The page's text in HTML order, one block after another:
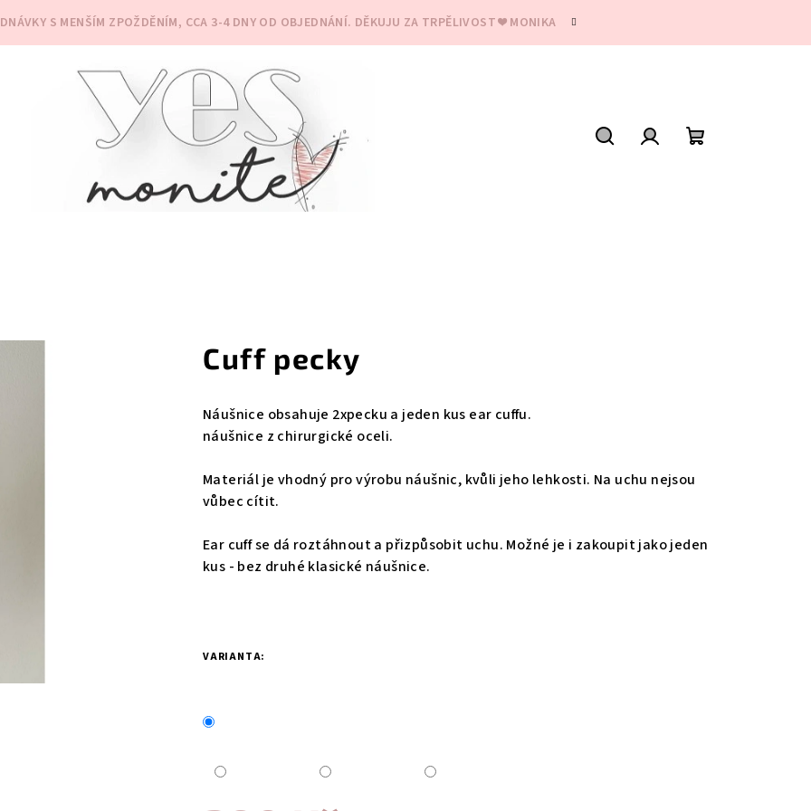
S MENŠÍM ZPOŽDĚNÍM, CCA 3-4 DNY OD OBJEDNÁNÍ. DĚKUJU ZA TRPĚLIVOST ❤️ MONIKA
Cuff pecky
Náušnice obsahuje 2xpecku a jeden kus ear cuffu.
náušnice z chirurgické oceli.
Materiál je vhodný pro výrobu náušnic, kvůli jeho lehkosti. Na uchu nejsou
vůbec cítit.
Ear cuff se dá roztáhnout a přizpůsobit uchu. Možné je i zakoupit jako jeden
kus - bez druhé klasické náušnice.
VARIANTA: